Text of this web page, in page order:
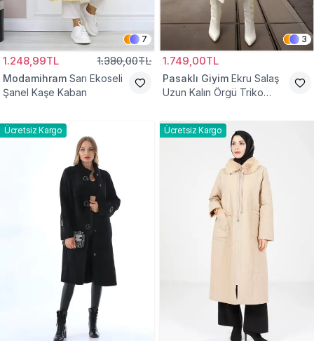
7
1.248,99TL 1.380,00TL
Modamihram Sarı Ekoseli
Şanel Kaşe Kaban
3
1.749,00TL
Pasaklı Giyim Ekru Salaş
Uzun Kalın Örgü Triko
Ücretsiz Kargo Ücretsiz Kargo